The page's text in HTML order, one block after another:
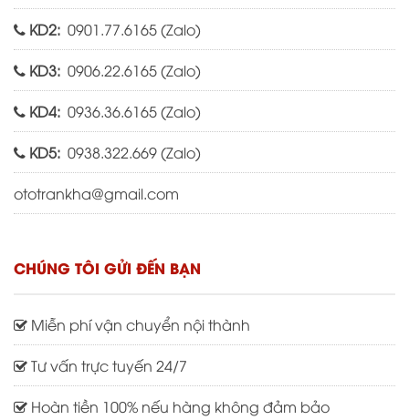
KD2: 0901.77.6165 (Zalo)
KD3: 0906.22.6165 (Zalo)
KD4: 0936.36.6165 (Zalo)
KD5: 0938.322.669 (Zalo)
ototrankha@gmail.com
CHÚNG TÔI GỬI ĐẾN BẠN
Miễn phí vận chuyển nội thành
Tư vấn trực tuyến 24/7
Hoàn tiền 100% nếu hàng không đảm bảo